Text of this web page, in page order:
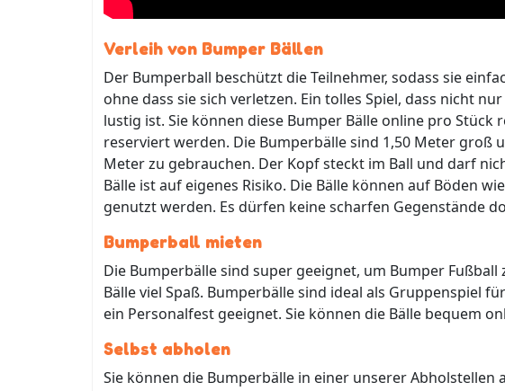
Verleih von Bumper Bällen
Der Bumperball beschützt die Teilnehmer, sodass sie
ohne dass sie sich verletzen. Ein tolles Spiel, dass nicht
lustig ist. Sie können diese Bumper Bälle online pro Stück
reserviert werden. Die Bumperbälle sind 1,50 Meter groß
Meter zu gebrauchen. Der Kopf steckt im Ball und darf
Bälle ist auf eigenes Risiko. Die Bälle können auf Böden
genutzt werden. Es dürfen keine scharfen Gegenstände
Bumperball mieten
Die Bumperbälle sind super geeignet, um Bumper
Bälle viel Spaß. Bumperbälle sind ideal als Gruppenspiel
ein Personalfest geeignet. Sie können die Bälle bequem
Selbst abholen
Sie können die Bumperbälle in einer unserer Abholstellen